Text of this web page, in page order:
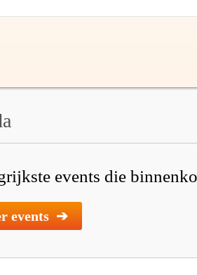
events die
events ➔